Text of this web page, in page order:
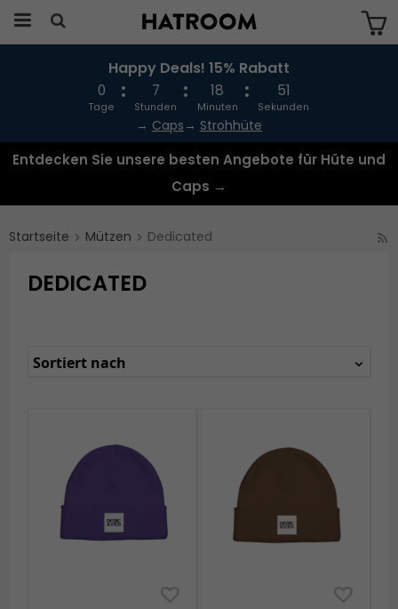
Das Produkt wurde in Ihren Warenkorb
gelegt
Happy Deals! 15% Rabatt
0
Tage
7
Stunden
18
Minuten
51
Sekunden
→ Caps → Strohhüte
Entdecken Sie unsere besten Angebote für Hüte und
Caps →
Startseite Mützen Dedicated
DEDICATED
Sortiert nach